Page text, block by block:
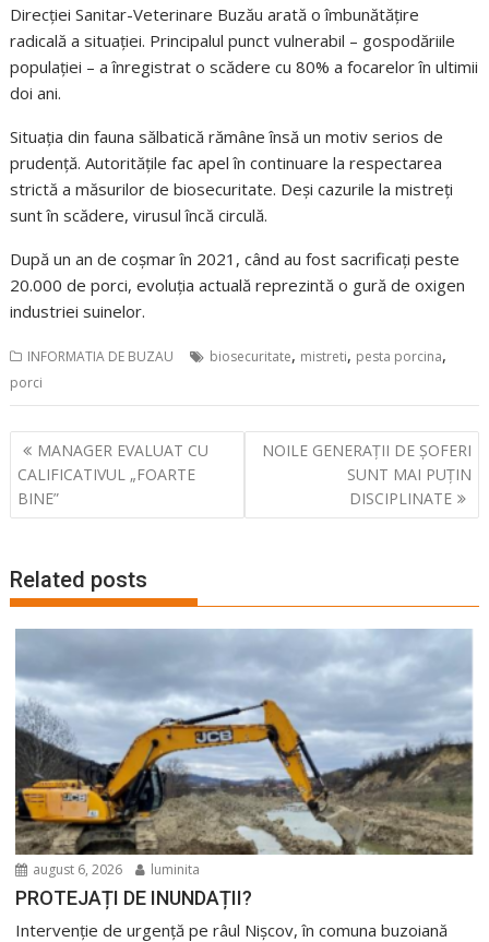
Direcției Sanitar-Veterinare Buzău arată o îmbunătățire
radicală a situației. Principalul punct vulnerabil – gospodăriile
populației – a înregistrat o scădere cu 80% a focarelor în ultimii
doi ani.
Situația din fauna sălbatică rămâne însă un motiv serios de
prudență. Autoritățile fac apel în continuare la respectarea
strictă a măsurilor de biosecuritate. Deși cazurile la mistreți
sunt în scădere, virusul încă circulă.
După un an de coșmar în 2021, când au fost sacrificați peste
20.000 de porci, evoluția actuală reprezintă o gură de oxigen
industriei suinelor.
INFORMATIA DE BUZAU biosecuritate, mistreti, pesta porcina,
porci
Navigare
în
articole
MANAGER EVALUAT CU
CALIFICATIVUL „FOARTE
BINE”
NOILE GENERAȚII DE ȘOFERI
SUNT MAI PUȚIN
DISCIPLINATE
Related posts
august 6, 2026 luminita
PROTEJAȚI DE INUNDAȚII?
Intervenție de urgență pe râul Nișcov, în comuna buzoiană